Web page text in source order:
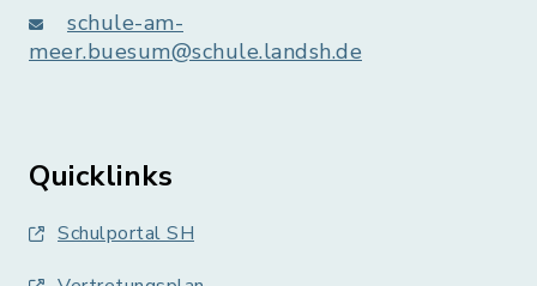
schule-am-
meer.buesum@schule.landsh.de
Quicklinks
Schulportal SH